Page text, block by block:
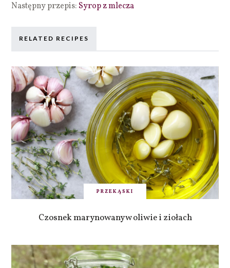
Następny przepis: Syrop z mlecza
RELATED RECIPES
PRZEKĄSKI
Czosnek marynowany w oliwie i ziołach